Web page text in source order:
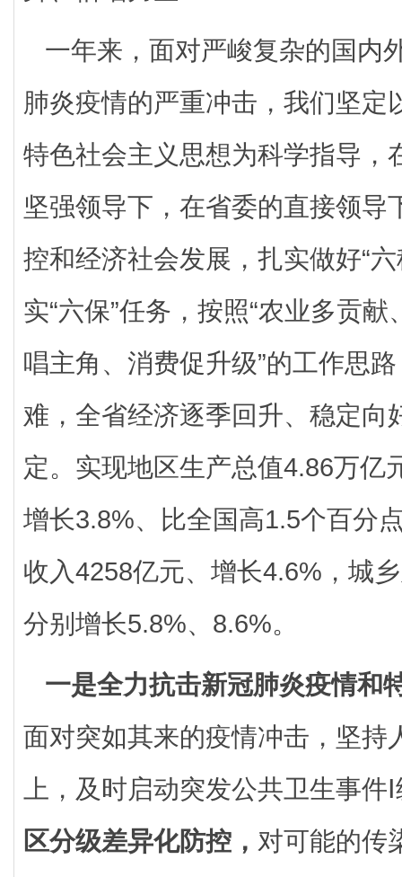
一年来，面对严峻复杂的国内
肺炎疫情的严重冲击，我们坚定
特色社会主义思想为科学指导，
坚强领导下，在省委的直接领导
控和经济社会发展，扎实做好“
实“六保”任务，按照“农业多贡
唱主角、消费促升级”的工作思
难，全省经济逐季回升、稳定向
定。实现地区生产总值4.86万亿
增长3.8%、比全国高1.5个百分
收入4258亿元、增长4.6%，城
分别增长5.8%、8.6%。
一是全力抗击新冠肺炎疫情和
面对突如其来的疫情冲击，坚持
上，及时启动突发公共卫生事件
区分级差异化防控， 对可能的传